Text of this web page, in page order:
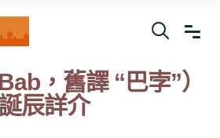
，舊譯 “巴孛”）
誕辰詳介